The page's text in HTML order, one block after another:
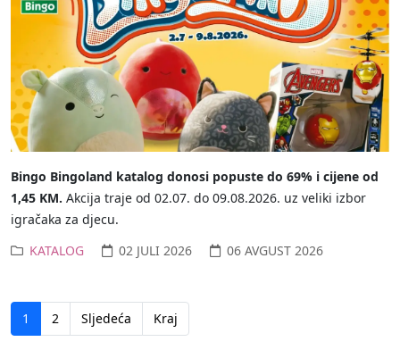
Bingo Bingoland katalog donosi popuste do 69% i cijene od
1,45 KM. Akcija traje od 02.07. do 09.08.2026. uz veliki izbor
igračaka za djecu.
KATALOG
02 JULI 2026 06 AVGUST 2026
1 2 Sljedeća Kraj